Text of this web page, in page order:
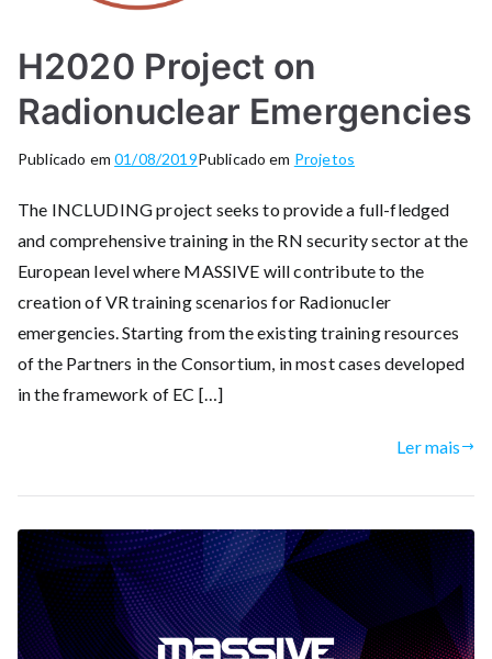
H2020 Project on
Radionuclear Emergencies
Publicado em01/08/2019Publicado em Projetos
The INCLUDING project seeks to provide a full-fledged
and comprehensive training in the RN security sector at the
European level where MASSIVE will contribute to the
creation of VR training scenarios for Radionucler
emergencies. Starting from the existing training resources
of the Partners in the Consortium, in most cases developed
in the framework of EC […]
Ler mais